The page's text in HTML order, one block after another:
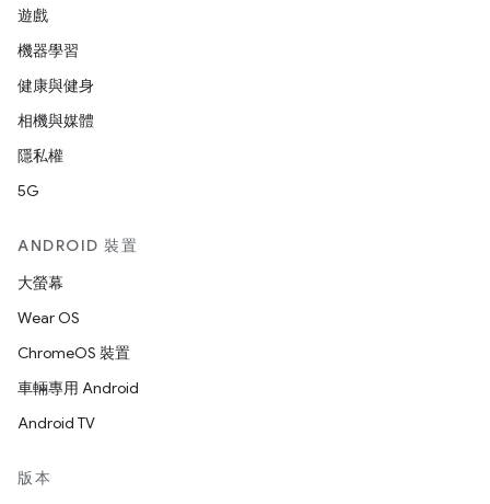
遊戲
機器學習
健康與健身
相機與媒體
隱私權
5G
ANDROID 裝置
大螢幕
Wear OS
ChromeOS 裝置
車輛專用 Android
Android TV
版本